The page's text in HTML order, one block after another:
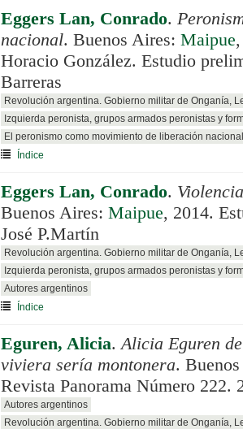
Eggers Lan, Conrado.
nacional. Buenos Aires: Maipue
Horacio González. Estudio
Barreras
Revolución argentina. Gobierno militar de Onganía,
Izquierda peronista, grupos armados peronistas y
El peronismo como movimiento de liberación nacional
Índice
Eggers Lan, Conrado.
Buenos Aires: Maipue, 2014.
José P.Martín
Revolución argentina. Gobierno militar de Onganía,
Izquierda peronista, grupos armados peronistas y
Autores argentinos
Índice
Eguren, Alicia. Alicia Eguren
viviera sería montonera.
Revista Panorama Número 222.
Autores argentinos
Revolución argentina. Gobierno militar de Onganía,